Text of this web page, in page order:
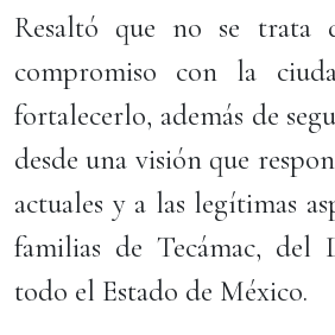
Resaltó que no se trata
compromiso con la
fortalecerlo, además de
desde una visión que
actuales y a las legítimas
familias de Tecámac, del
todo el Estado de México.